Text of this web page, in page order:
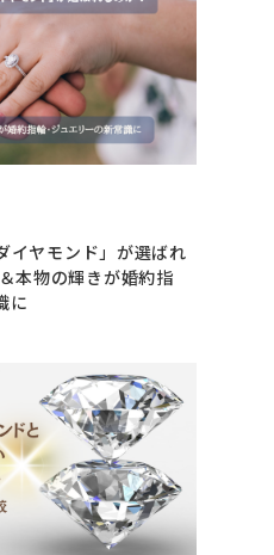
イヤモンド」が選ばれ
本物の輝きが婚約指
に